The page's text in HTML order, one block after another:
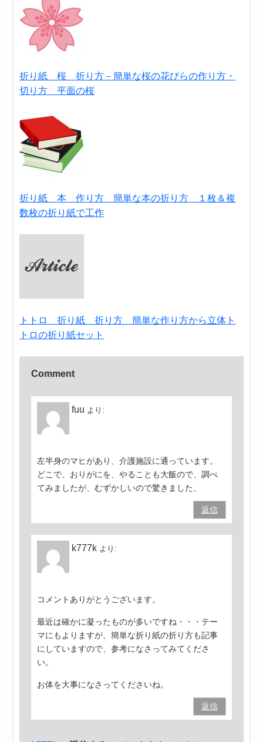
折り紙 桜 折り方－簡単な桜の花びらの作り方・
切り方 平面の桜
折り紙 本 作り方 簡単な本の折り方 １枚＆複
数枚の折り紙で工作
トトロ 折り紙 折り方 簡単な作り方から立体ト
トロの折り紙セット
Comment
fuu より:
左半身のマヒがあり、介護施設に通っています。
どこで、おりがにを、やることも大飯ので、調べ
てみましたが、むずかしいので驚きました、
返信
k777k より:
コメントありがとうございます。
最近は確かに凝ったものが多いですね・・・テー
マにもよりますが、簡単な折り紙の折り方も記事
にしていますので、参考になさってみてくださ
い。
お体を大事になさってくださいね。
返信